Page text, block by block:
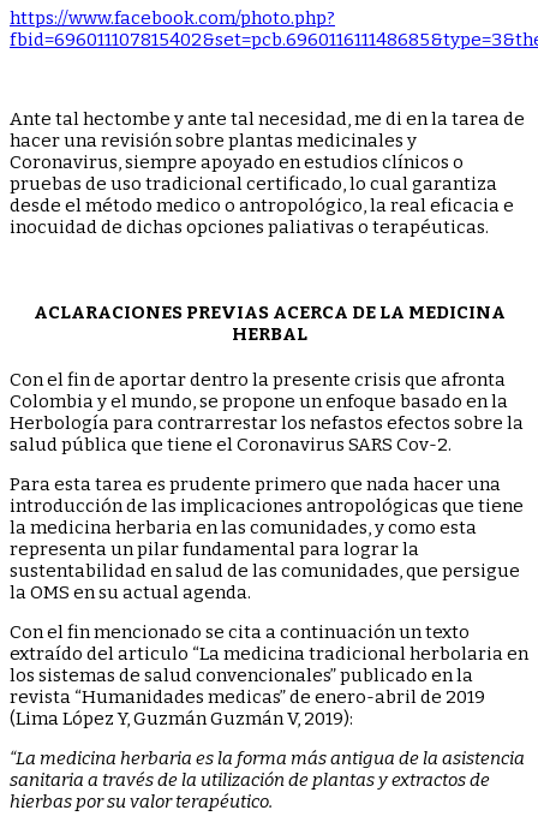
https://www.facebook.com/photo.php?
Ante tal hectombe y ante tal necesidad, me di en la tarea de
hacer una revisión sobre plantas medicinales y
Coronavirus, siempre apoyado en estudios clínicos o
pruebas de uso tradicional certificado, lo cual garantiza
desde el método medico o antropológico, la real eficacia e
inocuidad de dichas opciones paliativas o terapéuticas.
ACLARACIONES PREVIAS ACERCA DE LA MEDICINA
HERBAL
Con el fin de aportar dentro la presente crisis que afronta
Colombia y el mundo, se propone un enfoque basado en la
Herbología para contrarrestar los nefastos efectos sobre la
salud pública que tiene el Coronavirus SARS Cov-2.
Para esta tarea es prudente primero que nada hacer una
introducción de las implicaciones antropológicas que tiene
la medicina herbaria en las comunidades, y como esta
representa un pilar fundamental para lograr la
sustentabilidad en salud de las comunidades, que persigue
la OMS en su actual agenda.
Con el fin mencionado se cita a continuación un texto
extraído del articulo “La medicina tradicional herbolaria en
los sistemas de salud convencionales” publicado en la
revista “Humanidades medicas” de enero-abril de 2019
(Lima López Y, Guzmán Guzmán V, 2019):
“La medicina herbaria es la forma más antigua de la asistencia
sanitaria a través de la utilización de plantas y extractos de
hierbas por su valor terapéutico.